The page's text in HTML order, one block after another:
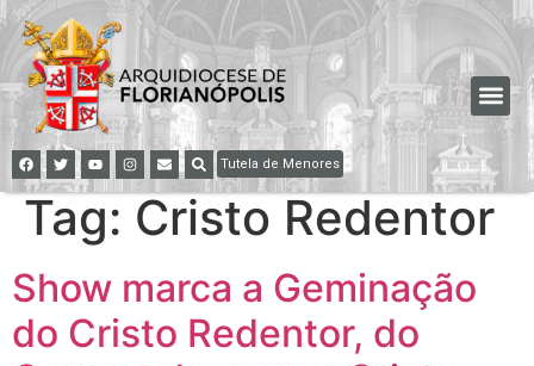
Tutela de Menores
Tag: Cristo Redentor
Show marca a Geminação
do Cristo Redentor, do